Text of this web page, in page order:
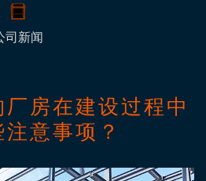
司新闻
房在建设过程中
意事项？